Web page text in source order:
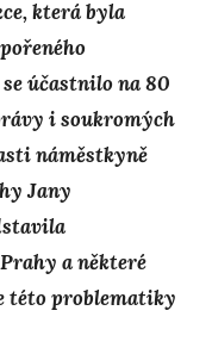
která byla
účastnilo na 80
i soukromých
náměstkyně
Jany
a některé
této problematiky